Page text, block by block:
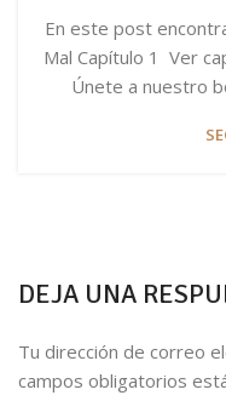
En este post
Mal Capítulo 1 Ver
Únete a nuestro
DEJA UNA
Tu dirección de correo
campos obligatorios